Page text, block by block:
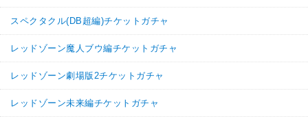
スペクタクル(DB超編)チケットガチャ
レッドゾーン魔人ブウ編チケットガチャ
レッドゾーン劇場版2チケットガチャ
レッドゾーン未来編チケットガチャ